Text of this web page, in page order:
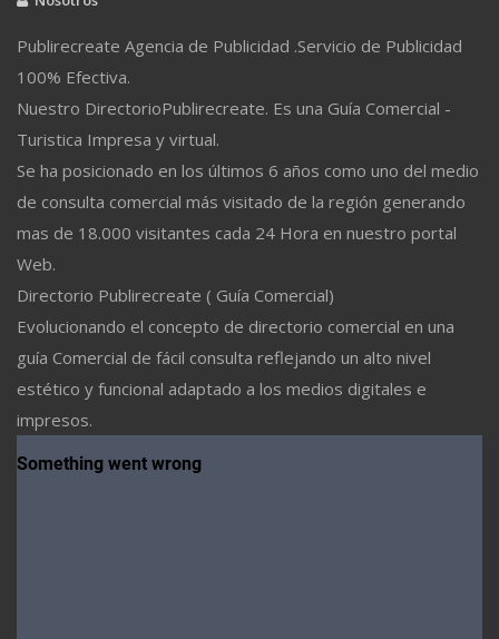
Publirecreate Agencia de Publicidad .Servicio de Publicidad
100% Efectiva.
Nuestro DirectorioPublirecreate. Es una Guía Comercial -
Turistica Impresa y virtual.
Se ha posicionado en los últimos 6 años como uno del medio
de consulta comercial más visitado de la región generando
mas de 18.000 visitantes cada 24 Hora en nuestro portal
Web.
Directorio Publirecreate ( Guía Comercial)
Evolucionando el concepto de directorio comercial en una
guía Comercial de fácil consulta reflejando un alto nivel
estético y funcional adaptado a los medios digitales e
impresos.